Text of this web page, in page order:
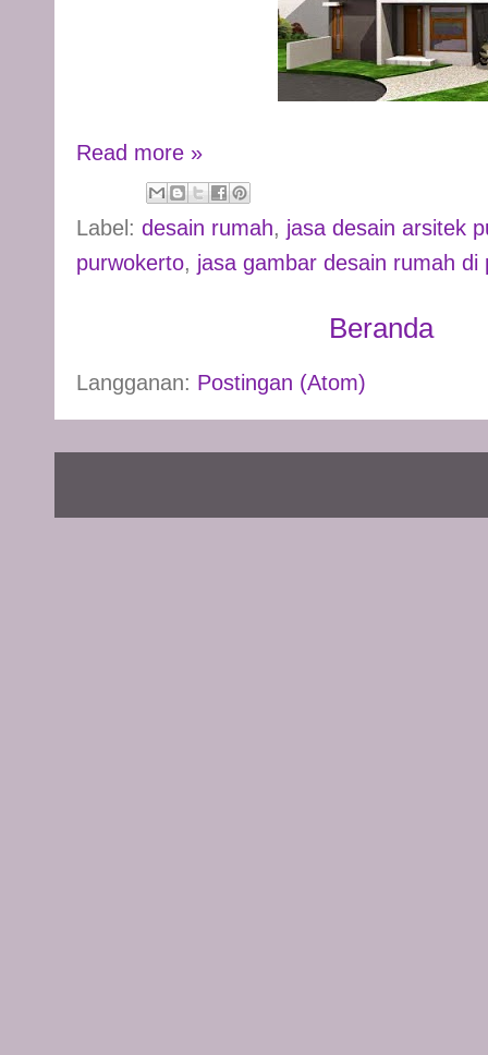
Read more »
Label: desain rumah, jasa desain arsitek
purwokerto, jasa gambar desain rumah di
Beranda
Langganan: Postingan (Atom)